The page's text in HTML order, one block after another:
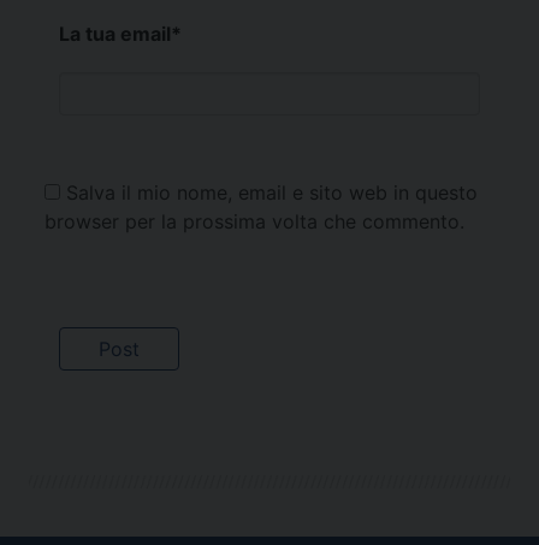
La tua email*
Salva il mio nome, email e sito web in questo
browser per la prossima volta che commento.